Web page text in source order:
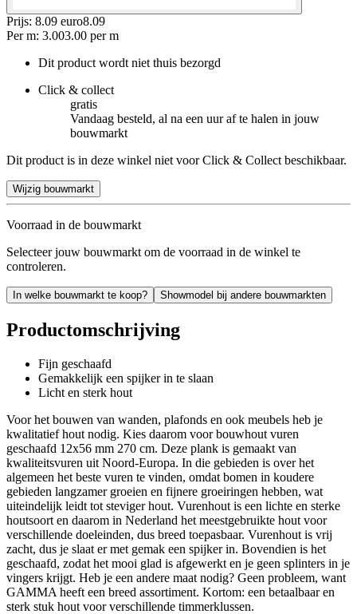
Prijs: 8.09 euro8.09
Per m: 3.003.00 per m
Dit product wordt niet thuis bezorgd
Click & collect
gratis
Vandaag besteld, al na een uur af te halen in jouw
bouwmarkt
Dit product is in deze winkel niet voor Click & Collect beschikbaar.
Wijzig bouwmarkt
Voorraad in de bouwmarkt
Selecteer jouw bouwmarkt om de voorraad in de winkel te
controleren.
In welke bouwmarkt te koop? Showmodel bij andere bouwmarkten
Productomschrijving
Fijn geschaafd
Gemakkelijk een spijker in te slaan
Licht en sterk hout
Voor het bouwen van wanden, plafonds en ook meubels heb je
kwalitatief hout nodig. Kies daarom voor bouwhout vuren
geschaafd 12x56 mm 270 cm. Deze plank is gemaakt van
kwaliteitsvuren uit Noord-Europa. In die gebieden is over het
algemeen het beste vuren te vinden, omdat bomen in koudere
gebieden langzamer groeien en fijnere groeiringen hebben, wat
uiteindelijk leidt tot steviger hout. Vurenhout is een lichte en sterke
houtsoort en daarom in Nederland het meestgebruikte hout voor
verschillende doeleinden, dus breed toepasbaar. Vurenhout is vrij
zacht, dus je slaat er met gemak een spijker in. Bovendien is het
geschaafd, zodat het mooi glad is afgewerkt en je geen splinters in je
vingers krijgt. Heb je een andere maat nodig? Geen probleem, want
GAMMA heeft een breed assortiment. Kortom: een betaalbaar en
sterk stuk hout voor verschillende timmerklussen.